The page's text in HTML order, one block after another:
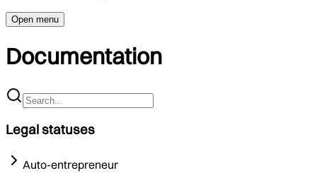
Open menu
Documentation
Legal statuses
Auto-entrepreneur